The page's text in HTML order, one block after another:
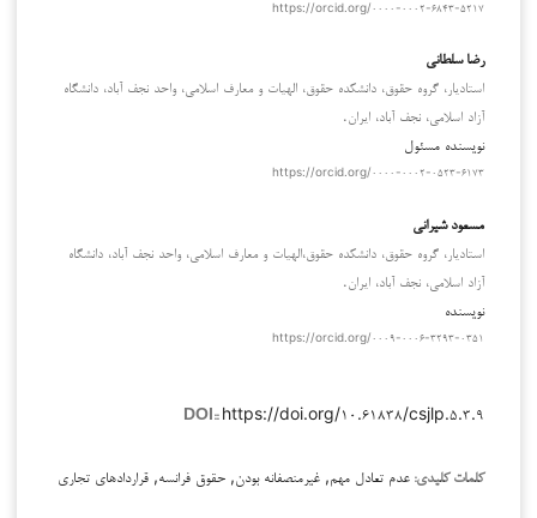
https://orcid.org/۰۰۰۰-۰۰۰۲-۶۸۴۳-۵۲۱۷
رضا سلطانی
استادیار، گروه حقوق، دانشکده حقوق، الهیات و معارف اسلامی، واحد نجف آباد، دانشگاه
آزاد اسلامی، نجف آباد، ایران.
نویسنده مسئول
https://orcid.org/۰۰۰۰-۰۰۰۲-۰۵۲۳-۶۱۷۳
مسعود شیرانی
استادیار، گروه حقوق، دانشکده حقوق،الهیات و معارف اسلامی، واحد نجف آباد، دانشگاه
آزاد اسلامی، نجف آباد، ایران.
نویسنده
https://orcid.org/۰۰۰۹-۰۰۰۶-۳۲۹۳-۰۳۵۱
DOI:: https://doi.org/۱۰.۶۱۸۳۸/csjlp.۵.۳.۹
کلمات کلیدی: عدم تعادل مهم, غیرمنصفانه بودن, حقوق فرانسه, قراردادهای تجاری